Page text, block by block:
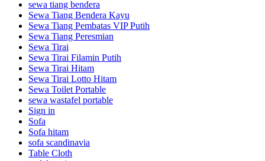
sewa tiang bendera
Sewa Tiang Bendera Kayu
Sewa Tiang Pembatas VIP Putih
Sewa Tiang Peresmian
Sewa Tirai
Sewa Tirai Filamin Putih
Sewa Tirai Hitam
Sewa Tirai Lotto Hitam
Sewa Toilet Portable
sewa wastafel portable
Sign in
Sofa
Sofa hitam
sofa scandinavia
Table Cloth